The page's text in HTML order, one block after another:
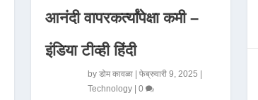
आनंदी वापरकर्त्यांपेक्षा कमी –
इंडिया टीव्ही हिंदी
by डोम कावळा| फेब्रुवारी 9, 2025 |
Technology| 0